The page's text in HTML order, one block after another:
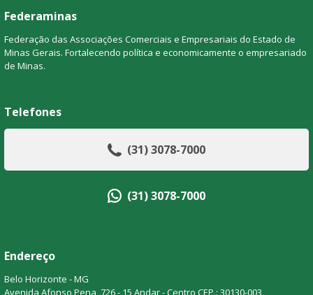
Federaminas
Federação das Associações Comerciais e Empresariais do Estado de
Minas Gerais. Fortalecendo política e economicamente o empresariado
de Minas.
Telefones
(31) 3078-7000
(31) 3078-7000
Endereço
Belo Horizonte - MG
Avenida Afonso Pena, 726 - 15 Andar - Centro CEP.: 30130-003